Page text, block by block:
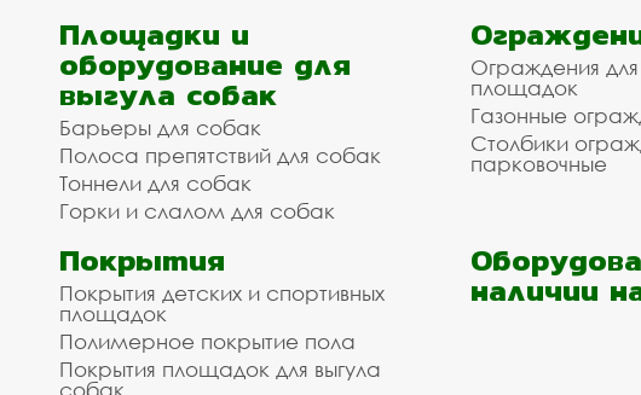
Площадки и
оборудование для
выгула собак
Барьеры для собак
Полоса препятствий для собак
Тоннели для собак
Горки и слалом для собак
Ограждения
площадок
Газонные
Столбики
парковочные
Покрытия
Покрытия детских и спортивных
площадок
Полимерное покрытие пола
Покрытия площадок для выгула
собак
наличии